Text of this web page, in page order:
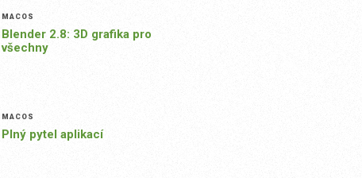
MACOS
Blender 2.8: 3D grafika pro
všechny
MACOS
Plný pytel aplikací